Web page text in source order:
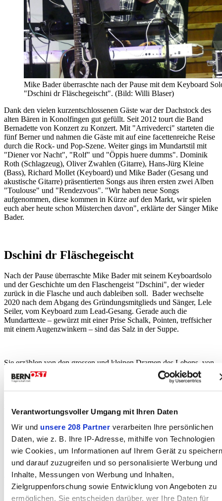
Verantwortungsvoller Umgang mit Ihren Daten
Wir und unsere 208 Partner verarbeiten Ihre persönlichen
Daten, wie z. B. Ihre IP-Adresse, mithilfe von Technologien
wie Cookies, um Informationen auf Ihrem Gerät zu speichern
und darauf zuzugreifen und so personalisierte Werbung und
Inhalte, Messungen von Werbung und Inhalten,
Zielgruppenforschung sowie Entwicklung von Angeboten zu
ermöglichen. Sie entscheiden darüber, wer Ihre Daten für
Mike Bader überraschte nach der Pause mit dem Keyboard
"Dschini dr Fläschegeischt". (Bild: Willi Blaser)
Dank den vielen kurzentschlossenen Gäste war der Dachstock des
alten Bären in Konolfingen gut gefüllt. Seit 2012 tourt die Band
Bernadette von Konzert zu Konzert. Mit "Arrivederci" starteten die
fünf Berner und nahmen die Gäste mit auf eine facettenreiche Reise
durch die Rock- und Pop-Szene. Weiter gings im Mundartstil mit
"Diener vor Nacht", "Rolf" und "Öppis huere dumms". Dominik
Roth (Schlagzeug), Oliver Zwahlen (Gitarre), Hans-Jürg Kleine
(Bass), Richard Mollet (Keyboard) und Mike Bader (Gesang und
akustische Gitarre) präsentierten Songs aus ihren ersten zwei Alben
"Toulouse" und "Rendezvous". "Wir haben neue Songs
aufgenommen, diese kommen in Kürze auf den Markt, wir spielen
euch aber heute schon Müsterchen davon", erklärte der Sänger Mike
Bader.
Dschini dr Fläschegeischt
Nach der Pause überraschte Mike Bader mit seinem Keyboardsolo
und der Geschichte um den Flaschengeist "Dschini", der wieder
zurück in die Flasche und auch dableiben soll. Bader wechselte
2020 nach dem Abgang des Gründungsmitglieds und Sänger, Lele
Seiler, vom Keyboard zum Lead-Gesang. Gerade auch die
Mundarttexte – gewürzt mit einer Prise Schalk, Pointen, treffsicher
mit einem Augenzwinkern – sind das Salz in der Suppe.
Sie erzählen von den grossen und kleinen Dramen des Lebens, von
flatternden Herzen und gebrochenen Versprechen, von missglückten
Rendezvous und der ernüchternden Wahrheit, dass auch der stärkste
Drink keine Wunder wirkt. Kritisch und nah am Puls der Zeit, malen
angesichts eines Blocher- und AfD-Posters abrupt endet, oder ein
musikalischer Seitenblick auf die Berner Gemeinderätin Ursula
Wyss.
Zwischen den Dialogen mit dem Publikum schwebten ab und zu die
Einflüsse von Polo Hofer, Kuno Lauener, Span und Büne Huber
durch den Sound – ein musikalisches Augenzwinkern an die
Grossen.